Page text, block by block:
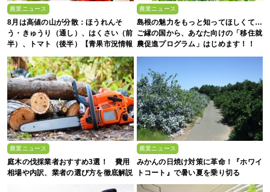
農業ニュース
8月は高値の山が分散：ほうれんそ
う・きゅうり（通し）、はくさい（前
半）、トマト（後半）【青果市況情報
アプリ「YAOYASAN」】
農業ニュース
島根の魅力をもっと知ってほしくて…
ご縁の国から、あなた向けの「移住就
農促進プログラム」はじめます！！
農業ニュース
庭木の伐採業者おすすめ3選！ 費用
相場や内訳、業者の選び方を徹底解説
農業ニュース
みかんの日焼け対策に革命！『ホワイ
トコート』で暑い夏を乗り切る